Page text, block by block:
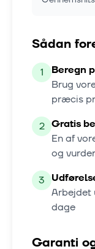
Sådan
1
Beregn
Brug
præcis
2 Gratis
En af
og
3
Arbejdet
dage
Garanti